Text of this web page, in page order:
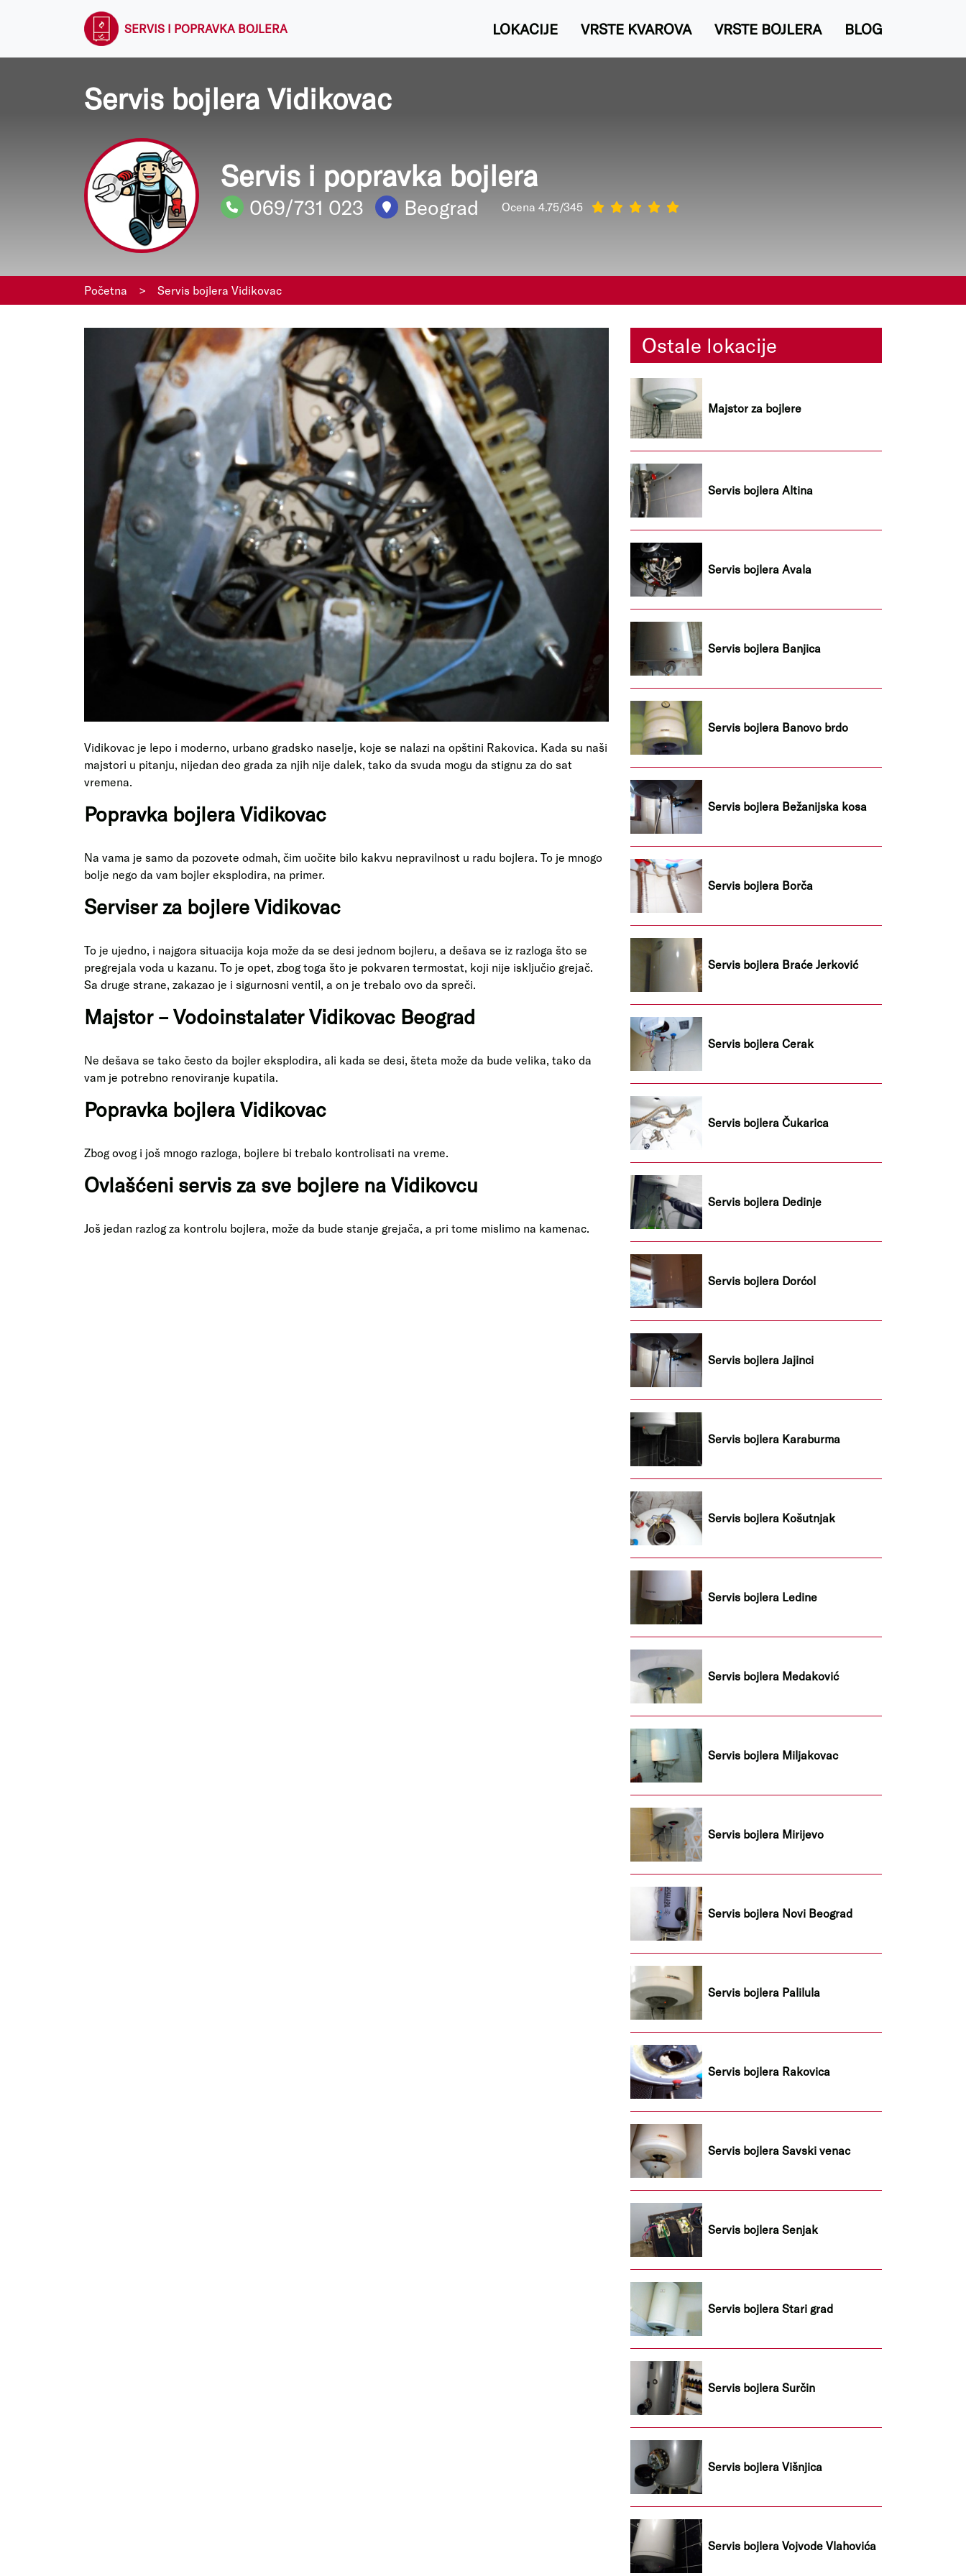
SERVIS I POPRAVKA BOJLERA LOKACIJE VRSTE KVAROVA VRSTE BOJLERA BLOG
Servis bojlera Vidikovac
Servis i popravka bojlera
069/731 023 Beograd Ocena 4.75/345
Početna > Servis bojlera Vidikovac
Vidikovac je lepo i moderno, urbano gradsko naselje, koje se nalazi na opštini Rakovica. Kada su naši
majstori u pitanju, nijedan deo grada za njih nije dalek, tako da svuda mogu da stignu za do sat
vremena.
Popravka bojlera Vidikovac
Na vama je samo da pozovete odmah, čim uočite bilo kakvu nepravilnost u radu bojlera. To je mnogo
bolje nego da vam bojler eksplodira, na primer.
Serviser za bojlere Vidikovac
To je ujedno, i najgora situacija koja može da se desi jednom bojleru, a dešava se iz razloga što se
pregrejala voda u kazanu. To je opet, zbog toga što je pokvaren termostat, koji nije isključio grejač.
Sa druge strane, zakazao je i sigurnosni ventil, a on je trebalo ovo da spreči.
Majstor – Vodoinstalater Vidikovac Beograd
Ne dešava se tako često da bojler eksplodira, ali kada se desi, šteta može da bude velika, tako da
vam je potrebno renoviranje kupatila.
Popravka bojlera Vidikovac
Zbog ovog i još mnogo razloga, bojlere bi trebalo kontrolisati na vreme.
Ovlašćeni servis za sve bojlere na Vidikovcu
Još jedan razlog za kontrolu bojlera, može da bude stanje grejača, a pri tome mislimo na kamenac.
Ostale lokacije
Majstor za bojlere
Servis bojlera Altina
Servis bojlera Avala
Servis bojlera Banjica
Servis bojlera Banovo brdo
Servis bojlera Bežanijska kosa
Servis bojlera Borča
Servis bojlera Braće Jerković
Servis bojlera Cerak
Servis bojlera Čukarica
Servis bojlera Dedinje
Servis bojlera Dorćol
Servis bojlera Jajinci
Servis bojlera Karaburma
Servis bojlera Košutnjak
Servis bojlera Ledine
Servis bojlera Medaković
Servis bojlera Miljakovac
Servis bojlera Mirijevo
Servis bojlera Novi Beograd
Servis bojlera Palilula
Servis bojlera Rakovica
Servis bojlera Savski venac
Servis bojlera Senjak
Servis bojlera Stari grad
Servis bojlera Surčin
Servis bojlera Višnjica
Servis bojlera Vojvode Vlahovića